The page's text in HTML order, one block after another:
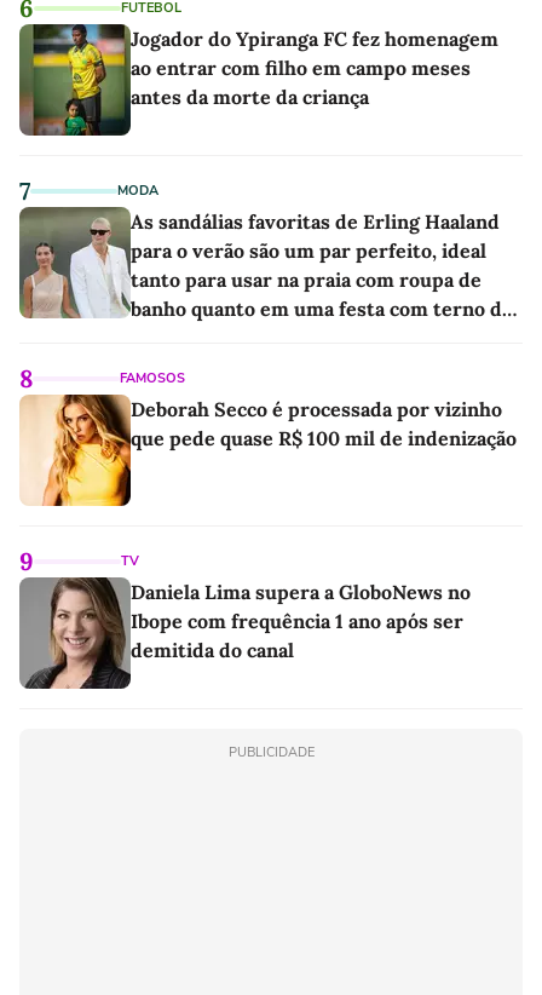
6 FUTEBOL
Jogador do Ypiranga FC fez homenagem
ao entrar com filho em campo meses
antes da morte da criança
7 MODA
As sandálias favoritas de Erling Haaland
para o verão são um par perfeito, ideal
tanto para usar na praia com roupa de
banho quanto em uma festa com terno de
8 FAMOSOS
Deborah Secco é processada por vizinho
que pede quase R$ 100 mil de indenização
9 TV
Daniela Lima supera a GloboNews no
Ibope com frequência 1 ano após ser
demitida do canal
PUBLICIDADE